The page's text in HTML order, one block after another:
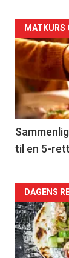
nå
-
5
MATKURS
til en 5-
nå
DAGENS